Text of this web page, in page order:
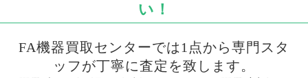
い！
FA機器買取センターでは1点から専門スタ
ッフが丁寧に査定を致します。